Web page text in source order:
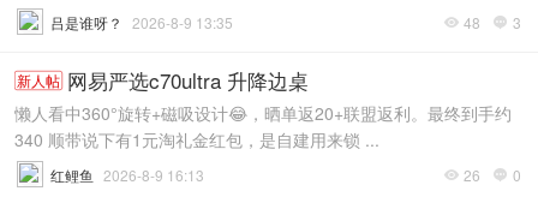
 48  3
吕是谁呀？ 2026-8-9 13:35
新人帖 网易严选c70ultra 升降边桌
懒人看中360°旋转+磁吸设计😂，晒单返20+联盟返利。最终到手约
340 顺带说下有1元淘礼金红包，是自建用来锁 ...
 26  0
红鲤鱼 2026-8-9 16:13